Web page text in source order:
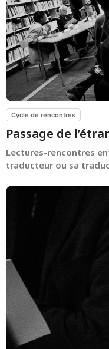
Cycle de rencontres
Passage de
Lectures-rencontres
traducteur ou sa